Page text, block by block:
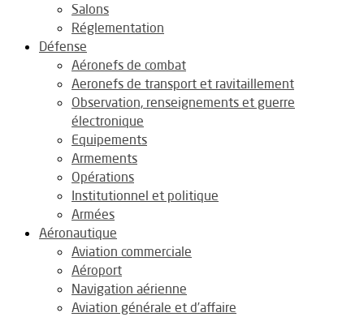
Salons
Réglementation
Défense
Aéronefs de combat
Aeronefs de transport et ravitaillement
Observation, renseignements et guerre
électronique
Equipements
Armements
Opérations
Institutionnel et politique
Armées
Aéronautique
Aviation commerciale
Aéroport
Navigation aérienne
Aviation générale et d’affaire